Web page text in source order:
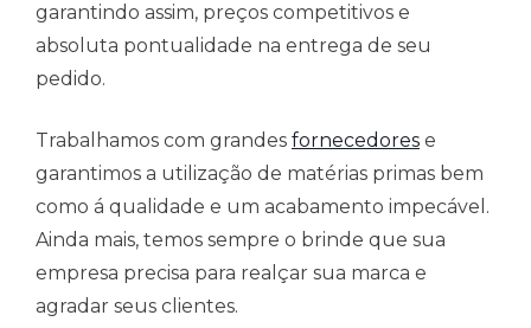
garantindo assim, preços competitivos e
absoluta pontualidade na entrega de seu
pedido.
Trabalhamos com grandes fornecedores e
garantimos a utilização de matérias primas bem
como á qualidade e um acabamento impecável.
Ainda mais, temos sempre o brinde que sua
empresa precisa para realçar sua marca e
agradar seus clientes.